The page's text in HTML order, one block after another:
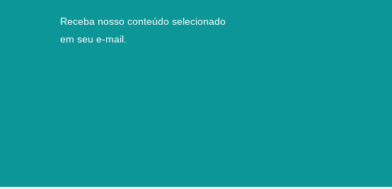
Receba nosso conteúdo selecionado
em seu e-mail.